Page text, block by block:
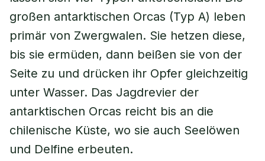
großen antarktischen Orcas (Typ A) leben
primär von Zwergwalen. Sie hetzen diese,
bis sie ermüden, dann beißen sie von der
Seite zu und drücken ihr Opfer gleichzeitig
unter Wasser. Das Jagdrevier der
antarktischen Orcas reicht bis an die
chilenische Küste, wo sie auch Seelöwen
und Delfine erbeuten.